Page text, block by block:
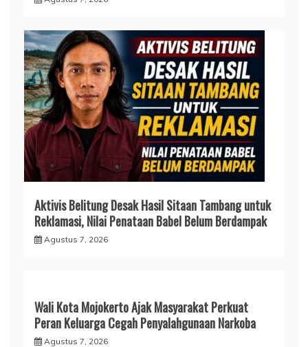
Aktivis Belitung Desak Hasil Sitaan Tambang untuk
Reklamasi, Nilai Penataan Babel Belum Berdampak
Agustus 7, 2026
Wali Kota Mojokerto Ajak Masyarakat Perkuat
Peran Keluarga Cegah Penyalahgunaan Narkoba
Agustus 7, 2026